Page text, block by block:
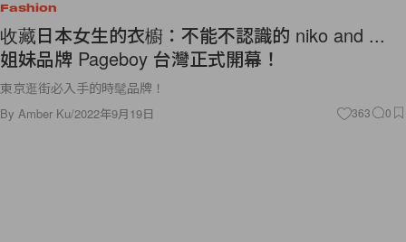
Fashion
收藏日本女生的衣櫥：不能不認識的 niko and ...
姐妹品牌 Pageboy 台灣正式開幕！
東京逛街必入手的時髦品牌！
By Amber Ku/2022年9月19日 363 0